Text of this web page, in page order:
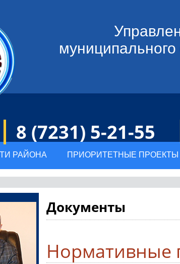
8 (7231) 5-21-55
РАЙОНА ПРИОРИТЕТНЫЕ ПРОЕКТЫ
Документы
Нормативные